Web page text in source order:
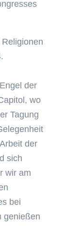
der
wo
Tagung
der
sich
wir am
bei
genießen